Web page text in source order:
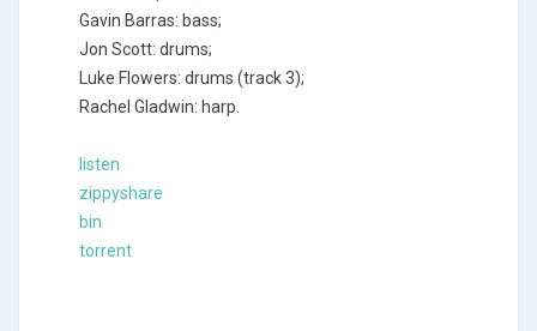
Gavin Barras: bass;
Jon Scott: drums;
Luke Flowers: drums (track 3);
Rachel Gladwin: harp.
listen
zippyshare
bin
torrent